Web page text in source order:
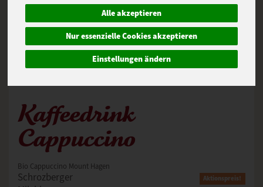
Alle akzeptieren
Nur essenzielle Cookies akzeptieren
Einstellungen ändern
Kaffeedrink
Cappuccino
Bio Cappuccino Mount Hagen
Schrozberger
Aktionspreis!